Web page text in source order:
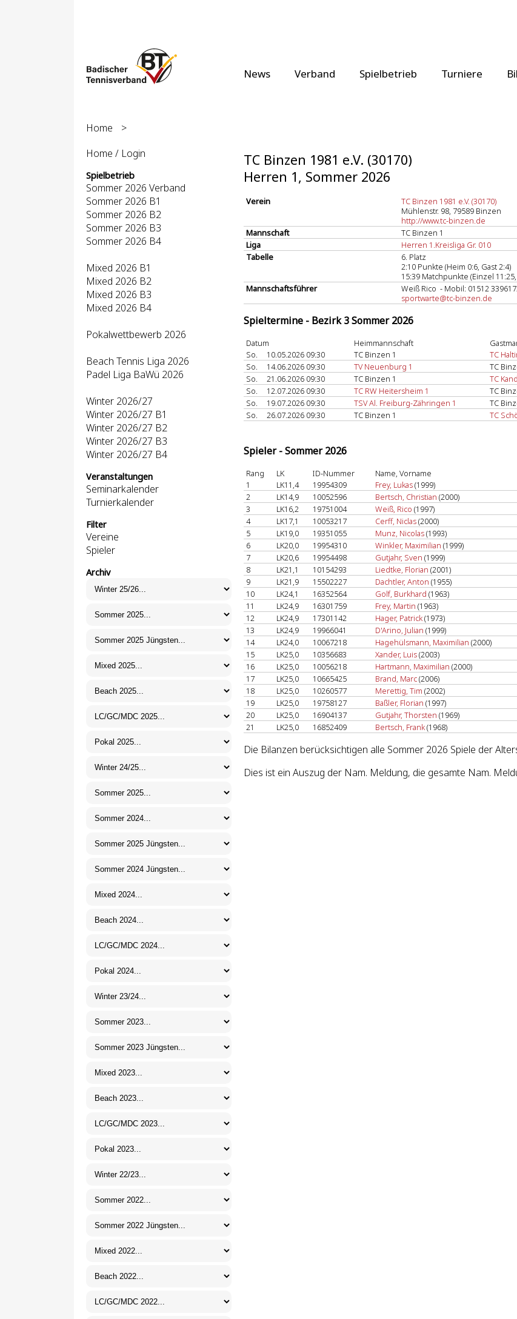
News Verband Spielbetrieb Turniere
Home
>
Home / Login
Spielbetrieb
Sommer 2026 Verband
Sommer 2026 B1
Sommer 2026 B2
Sommer 2026 B3
Sommer 2026 B4
Mixed 2026 B1
Mixed 2026 B2
Mixed 2026 B3
Mixed 2026 B4
Pokalwettbewerb 2026
Beach Tennis Liga 2026
Padel Liga BaWü 2026
Winter 2026/27
Winter 2026/27 B1
Winter 2026/27 B2
Winter 2026/27 B3
Winter 2026/27 B4
Veranstaltungen
Seminarkalender
Turnierkalender
Filter
Vereine
Spieler
Archiv
TC Binzen 1981 e.V. (30170)
Herren 1, Sommer 2026
Verein
TC Binzen 1981 e.V. (30170)
Mühlenstr. 98, 79589 Binzen
http://www.tc-binzen.de
Mannschaft
TC Binzen 1
Liga
Herren 1.Kreisliga Gr. 010
Tabelle
6. Platz
2:10 Punkte (Heim 0:6, Gast 2:4)
15:39 Matchpunkte (Einzel
Mannschaftsführer
Weiß Rico - Mobil: 01512
sportwarte@tc-binzen.de
Spieltermine - Bezirk 3 Sommer 2026
Datum Heimmannschaft
So.
10.05.2026 09:30 TC Binzen 1 TC
So.
14.06.2026 09:30 TV Neuenburg 1 TC
So.
21.06.2026 09:30 TC Binzen 1 TC
So.
12.07.2026 09:30 TC RW Heitersheim 1 TC
So.
19.07.2026 09:30 TSV Al. Freiburg-Zähringen 1 TC
So.
26.07.2026 09:30 TC Binzen 1 TC
Spieler - Sommer 2026
Rang LK ID-Nummer Name, Vorname
1
LK11,4 19954309 Frey, Lukas(1999)
2
LK14,9 10052596 Bertsch, Christian (2000)
3
LK16,2 19751004 Weiß, Rico (1997)
4
LK17,1 10053217 Cerff, Niclas(2000)
5
LK19,0 19351055 Munz, Nicolas(1993)
6
LK20,0 19954310 Winkler, Maximilian (1999)
7
LK20,6 19954498 Gutjahr, Sven (1999)
8
LK21,1 10154293 Liedtke, Florian (2001)
9
LK21,9 15502227 Dachtler, Anton (1955)
10
LK24,1 16352564 Golf, Burkhard (1963)
11
LK24,9 16301759 Frey, Martin (1963)
12
LK24,9 17301142 Hager, Patrick(1973)
13
LK24,9 19966041 D'Arino, Julian (1999)
14
LK24,0 10067218 Hagehülsmann, Maximilian (2000)
15
LK25,0 10356683 Xander, Luis(2003)
16
LK25,0 10056218 Hartmann, Maximilian (2000)
17
LK25,0 10665425 Brand, Marc(2006)
18
LK25,0 10260577 Merettig, Tim (2002)
19
LK25,0 19758127 Baßler, Florian (1997)
20
LK25,0 16904137 Gutjahr, Thorsten (1969)
21
LK25,0 16852409 Bertsch, Frank(1968)
Die Bilanzen berücksichtigen alle Sommer 2026 Spiele der
Dies ist ein Auszug der Nam. Meldung, die gesamte Nam.